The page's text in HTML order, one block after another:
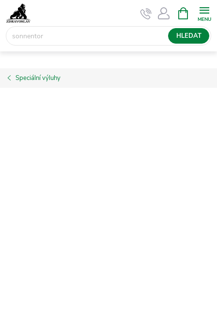
na
obsah
HLEDAT
NÁKUPNÍ
KOŠÍK
Speciální výluhy